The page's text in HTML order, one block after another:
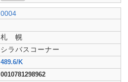
0004
札 幌
シラバスコーナー
489.6/K
0010781298962